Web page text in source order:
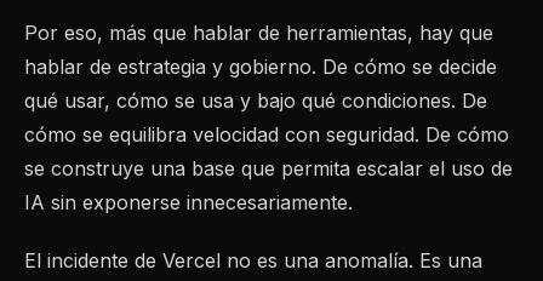
Por eso, más que hablar de herramientas, hay que
hablar de estrategia y gobierno. De cómo se decide
qué usar, cómo se usa y bajo qué condiciones. De
cómo se equilibra velocidad con seguridad. De cómo
se construye una base que permita escalar el uso de
IA sin exponerse innecesariamente.
El incidente de Vercel no es una anomalía. Es una